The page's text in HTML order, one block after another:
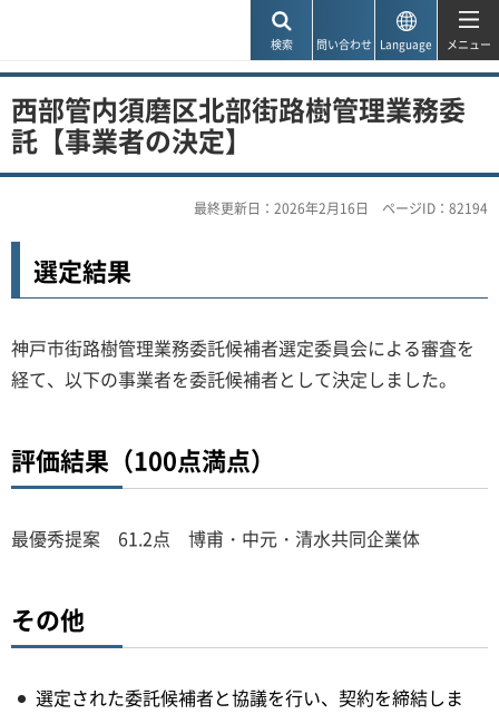
検索 問い合わせ Language メニュー
西部管内須磨区北部街路樹管理業務委
託【事業者の決定】
最終更新日：2026年2月16日 ページID：82194
選定結果
神戸市街路樹管理業務委託候補者選定委員会による審査を
経て、以下の事業者を委託候補者として決定しました。
評価結果（100点満点）
最優秀提案 61.2点 博甫・中元・清水共同企業体
その他
選定された委託候補者と協議を行い、契約を締結しま